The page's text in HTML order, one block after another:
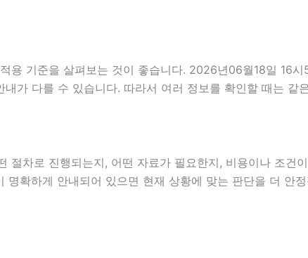
용 기준을 살펴보는 것이 좋습니다. 2026년06월18일 16
가 다를 수 있습니다. 따라서 여러 정보를 확인할 때는 같
절차로 진행되는지, 어떤 자료가 필요한지, 비용이나 조건
확하게 안내되어 있으면 현재 상황에 맞는 판단을 더 안